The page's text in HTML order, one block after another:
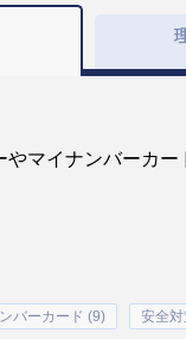
やマイナンバーカ
バーカード (9) 安全